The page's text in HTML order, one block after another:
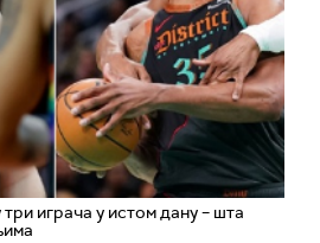
играча у истом дану – шта